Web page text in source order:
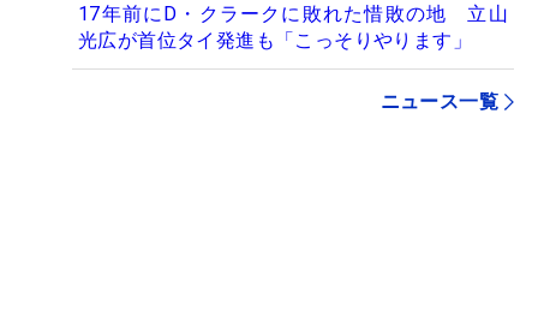
17年前にD・クラークに敗れた惜敗の地 立山
光広が首位タイ発進も「こっそりやります」
ニュース一覧